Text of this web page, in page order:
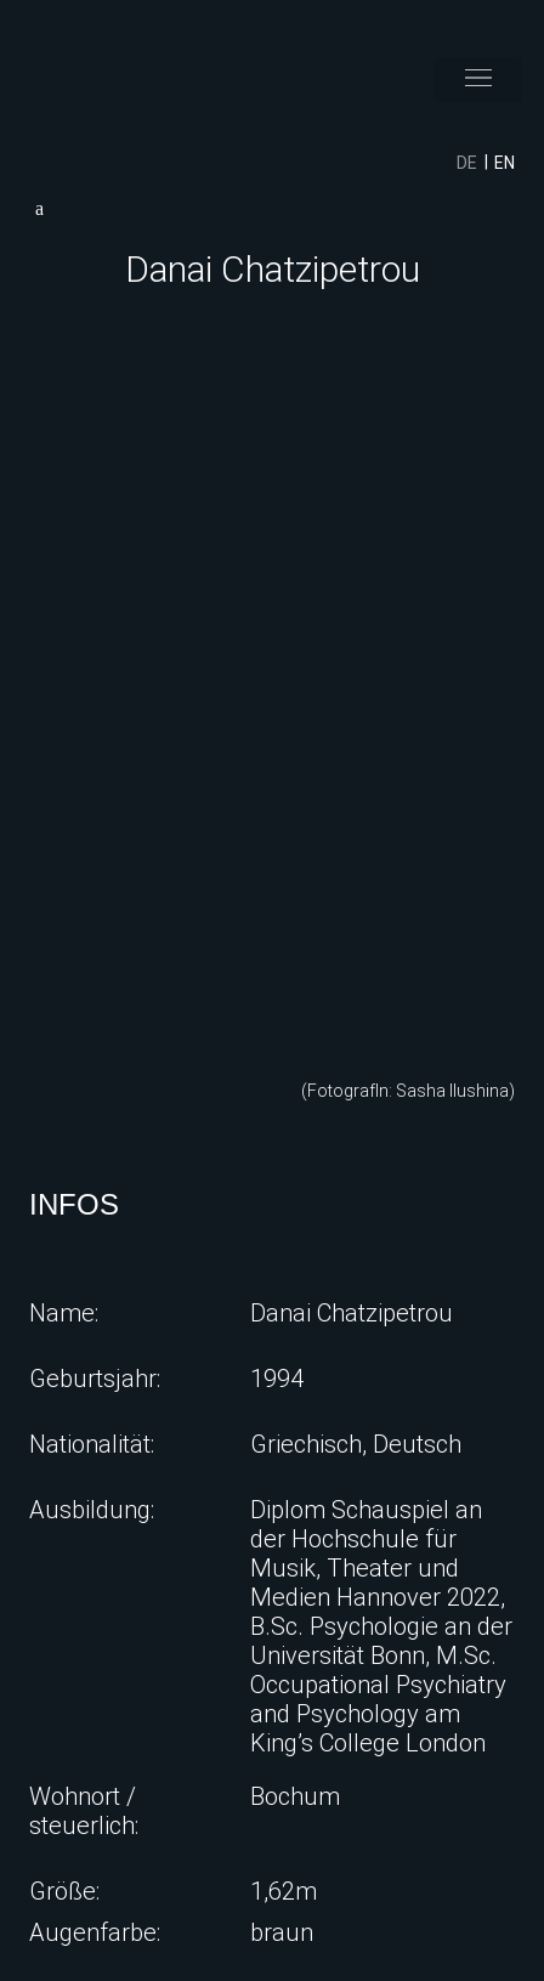
DE EN
Danai Chatzipetrou
(FotografIn: Sasha Ilushina)
INFOS
Name: Danai Chatzipetrou
Geburtsjahr: 1994
Nationalität: Griechisch, Deutsch
Ausbildung:
Diplom Schauspiel an
der Hochschule für
Musik, Theater und
Medien Hannover 2022,
B.Sc. Psychologie an der
Universität Bonn, M.Sc.
Occupational Psychiatry
and Psychology am
King’s College London
Wohnort /
steuerlich:
Bochum
Größe:
1,62m
Augenfarbe:
braun